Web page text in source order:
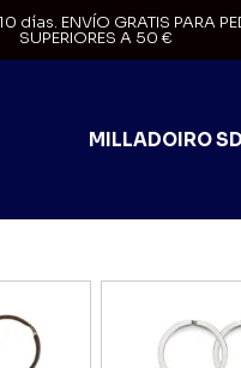
días. ENVÍO GRATIS PARA
SUPERIORES A 50 €
MILLADOIRO SD